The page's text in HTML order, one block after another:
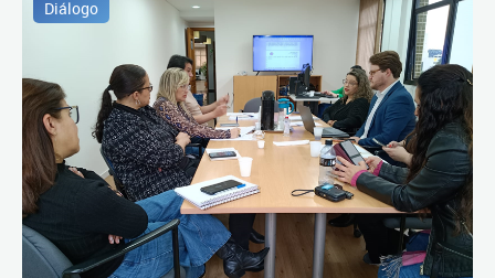
Diálogo